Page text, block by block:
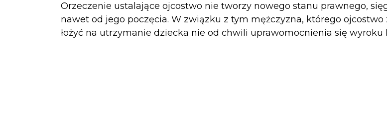
Orzeczenie ustalające ojcostwo nie tworzy nowego stanu prawnego,
nawet od jego poczęcia. W związku z tym mężczyzna, którego
łożyć na utrzymanie dziecka nie od chwili uprawomocnienia się